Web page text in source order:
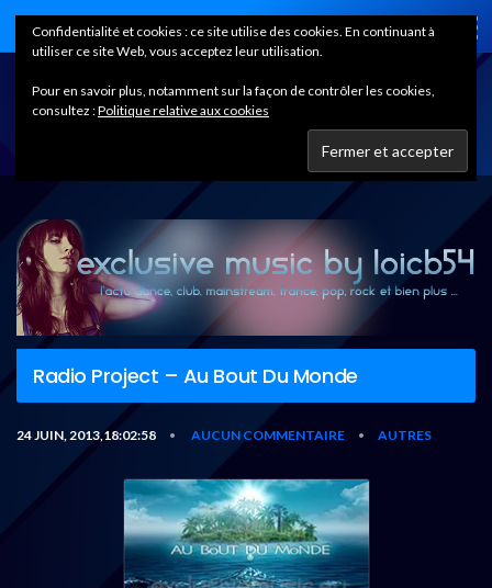
Home
Radio Project – Au Bout Du Monde
24 JUIN, 2013,18:02:58 • AUCUN COMMENTAIRE • AUTRES
Confidentialité et cookies : ce site utilise des cookies. En continuant à
utiliser ce site Web, vous acceptez leur utilisation.
Pour en savoir plus, notamment sur la façon de contrôler les cookies,
consultez :Politique relative aux cookies